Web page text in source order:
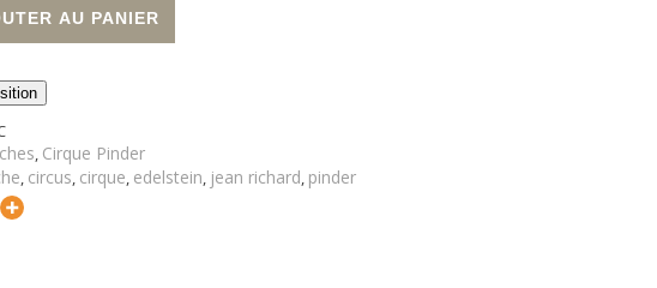
AU PANIER
, Cirque Pinder
, circus, cirque, edelstein, jean richard, pinder